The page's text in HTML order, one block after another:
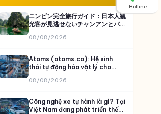
ニンビン完全旅行ガイド：日本人観
光客が見逃せないチャンアンとバイ
08/08/2026
Atoms (atoms.co): Hệ sinh
thái tự động hóa vật lý cho
tải
08/08/2026
Công nghệ xe tự hành là gì? Tại
Việt Nam đang phát triển thế
Hotline